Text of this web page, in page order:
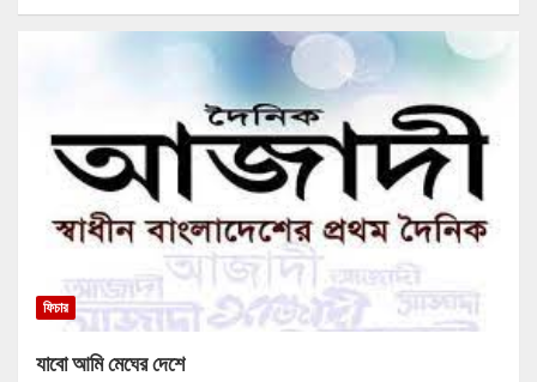
ফিচার
যাবো আমি মেঘের দেশে